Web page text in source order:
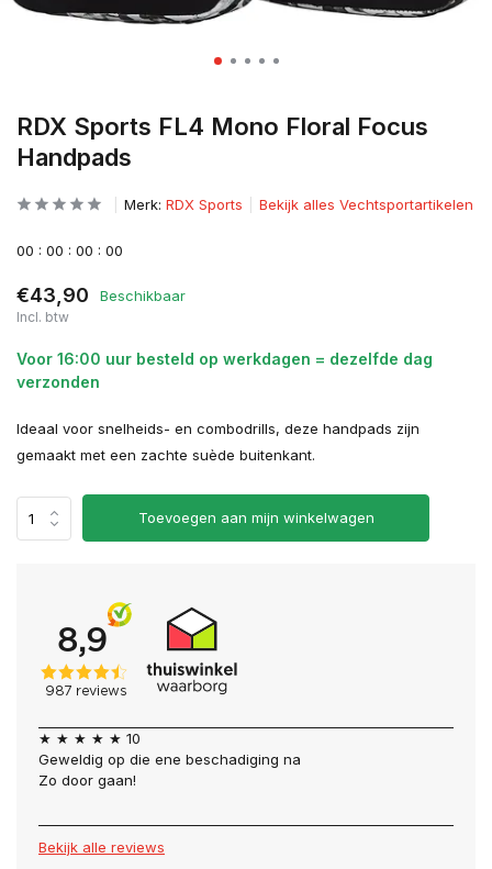
RDX Sports FL4 Mono Floral Focus
Handpads
Merk: RDX Sports Bekijk alles Vechtsportartikelen
00 : 00 : 00 : 00
€43,90 Beschikbaar
Incl. btw
Voor 16:00 uur besteld op werkdagen = dezelfde dag
verzonden
Ideaal voor snelheids- en combodrills, deze handpads zijn
gemaakt met een zachte suède buitenkant.
Toevoegen aan mijn winkelwagen
★ ★ ★ ★ ★ 10
Geweldig op die ene beschadiging na
Zo door gaan!
Bekijk alle reviews